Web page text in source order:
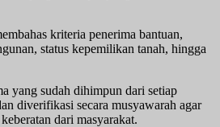
kriteria penerima bantuan,
status kepemilikan tanah, hingga
yang sudah dihimpun dari setiap
diverifikasi secara musyawarah agar
dari masyarakat.